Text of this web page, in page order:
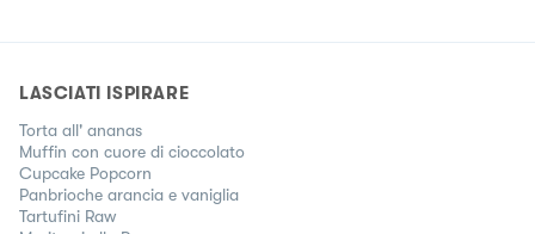
LASCIATI ISPIRARE
Torta all' ananas
Muffin con cuore di cioccolato
Cupcake Popcorn
Panbrioche arancia e vaniglia
Tartufini Raw